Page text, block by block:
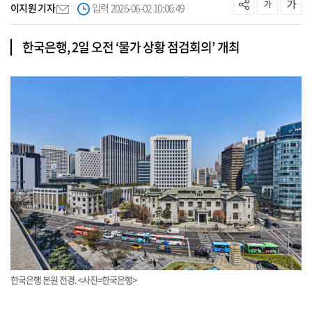
이지원 기자 입력 2026-06-02 10:06:49
한국은행, 2일 오전 ‘물가 상황 점검회의’ 개최
한국은행 본원 전경. <사진=한국은행>